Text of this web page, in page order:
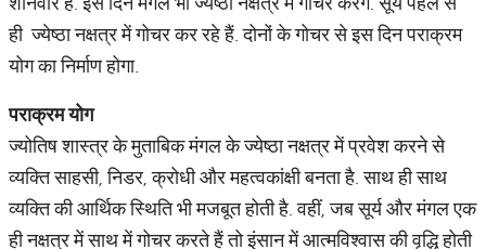
ही ज्येष्ठा नक्षत्र में गोचर कर रहे हैं. दोनों के गोचर से इस दिन पराक्रम
योग का निर्माण होगा.
पराक्रमयोग
ज्योतिष शास्त्र के मुताबिक मंगल के ज्येष्ठा नक्षत्र में प्रवेश करने से
व्यक्ति साहसी, निडर, क्रोधी और महत्वकांक्षी बनता है. साथ ही साथ
व्यक्ति की आर्थिक स्थिति भी मजबूत होती है. वहीं, जब सूर्य और मंगल एक
ही नक्षत्र में साथ में गोचर करते हैं तो इंसान में आत्मविश्वास की वृद्धि होती